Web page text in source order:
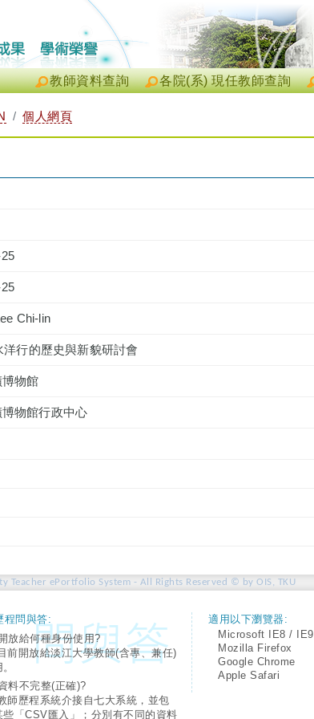
各院(系) 現任教師查詢
教師資料查詢
個人網頁
Chi-lin
洋行的歷史與新貌研討會
物館
物館行政中心
Teacher ePortfolio System - All Rights Reserved © by OIS, TKU
程問與答:
放給何種身份使用?
前開放給淡江大學教師(含專、兼任)
料不完整(正確)?
師歷程系統介接自七大系統，並包
些「CSV匯入」；分別有不同的資料
適用以下瀏覽器:
Microsoft IE8 / IE9
Mozilla Firefox
Google Chrome
Apple Safari